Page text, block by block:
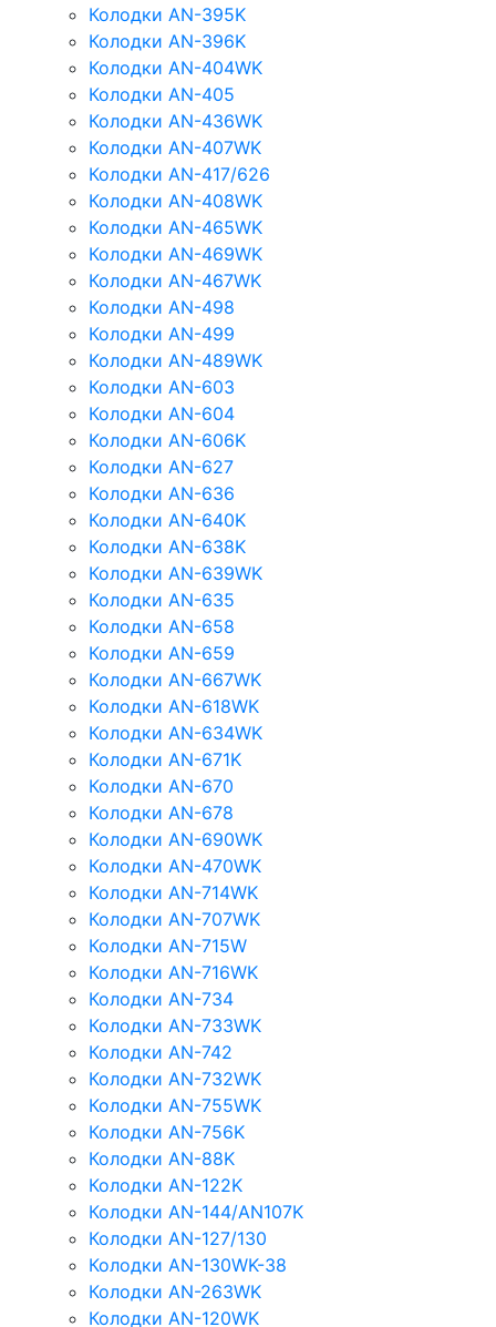
Колодки AN-395K
Колодки AN-396K
Колодки AN-404WK
Колодки AN-405
Колодки AN-436WK
Колодки AN-407WK
Колодки AN-417/626
Колодки AN-408WK
Колодки AN-465WK
Колодки AN-469WK
Колодки AN-467WK
Колодки AN-498
Колодки AN-499
Колодки AN-489WK
Колодки AN-603
Колодки AN-604
Колодки AN-606K
Колодки AN-627
Колодки AN-636
Колодки AN-640K
Колодки AN-638K
Колодки AN-639WK
Колодки AN-635
Колодки AN-658
Колодки AN-659
Колодки AN-667WK
Колодки AN-618WK
Колодки AN-634WK
Колодки AN-671K
Колодки AN-670
Колодки AN-678
Колодки AN-690WK
Колодки AN-470WK
Колодки AN-714WK
Колодки AN-707WK
Колодки AN-715W
Колодки AN-716WK
Колодки AN-734
Колодки AN-733WK
Колодки AN-742
Колодки AN-732WK
Колодки AN-755WK
Колодки AN-756K
Колодки AN-88K
Колодки AN-122K
Колодки AN-144/AN107K
Колодки AN-127/130
Колодки AN-130WK-38
Колодки AN-263WK
Колодки AN-120WK